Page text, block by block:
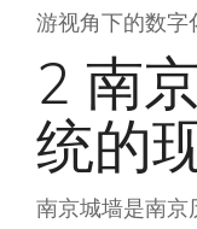
游视角下的数字
2 南
统的
南京城墙是南京